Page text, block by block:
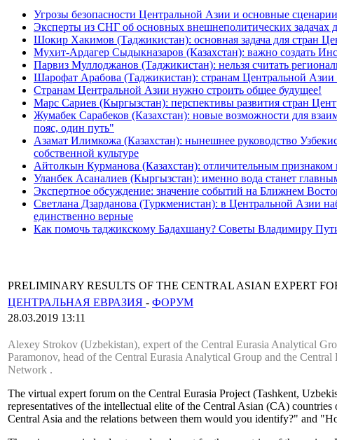
Угрозы безопасности Центральной Азии и основные
Эксперты из СНГ об основных внешнеполитических задачах
Шокир Хакимов (Таджикистан): основная задача для стран
Мухит-Ардагер Сыдыкназаров (Казахстан): важно создать
Парвиз Муллоджанов (Таджикистан): нельзя считать
Шарофат Арабова (Таджикистан): странам Центральной
Странам Центральной Азии нужно строить общее будущее!
Марс Сариев (Кыргызстан): перспективы развития стран
Жумабек Сарабеков (Казахстан): новые возможности для
пояс, один путь"
Азамат Илимкожа (Казахстан): нынешнее руководство
собственной культуре
Айтолкын Курманова (Казахстан): отличительным признаком
Уланбек Асаналиев (Кыргызстан): именно вода станет
Экспертное обсуждение: значение событий на Ближнем
Светлана Дзарданова (Туркменистан): в Центральной Азии
единственно верные
Как помочь таджикскому Бадахшану? Советы Владимиру
PRELIMINARY RESULTS OF THE CENTRAL ASIAN EXPERT
ЦЕНТРАЛЬНАЯ ЕВРАЗИЯ - ФОРУМ
28.03.2019 13:11
Alexey Strokov (Uzbekistan), expert of the Central Eurasia Analytical
Paramonov, head of the Central Eurasia Analytical Group and the
Network .
The virtual expert forum on the Central Eurasia Project (Tashkent,
representatives of the intellectual elite of the Central Asian (CA)
Central Asia and the relations between them would you identify?" and